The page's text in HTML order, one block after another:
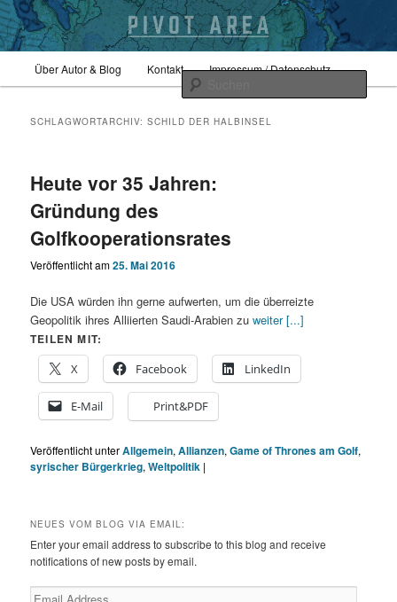
primären
springen
sekundären
springenpivotarea
HauptmenüÜber Autor & Blog Kontakt Impressum / Datenschutz
SCHLAGWORTARCHIV:SCHILD DER HALBINSEL
Heute vor 35 Jahren:
Gründung des
Golfkooperationsrates
Veröffentlicht am25. Mai 2016
Die USA würden ihn gerne aufwerten, um die überreizte
Geopolitik ihres Alliierten Saudi-Arabien zuweiter [...]
TEILEN MIT:
X
Facebook LinkedIn
E-Mail Print&PDF
Veröffentlicht unterAllgemein,Allianzen,Game of Thrones am Golf,
syrischer Bürgerkrieg,Weltpolitik |
NEUES VOM BLOG VIA EMAIL:
Enter your email address to subscribe to this blog and receive
notifications of new posts by email.
Email